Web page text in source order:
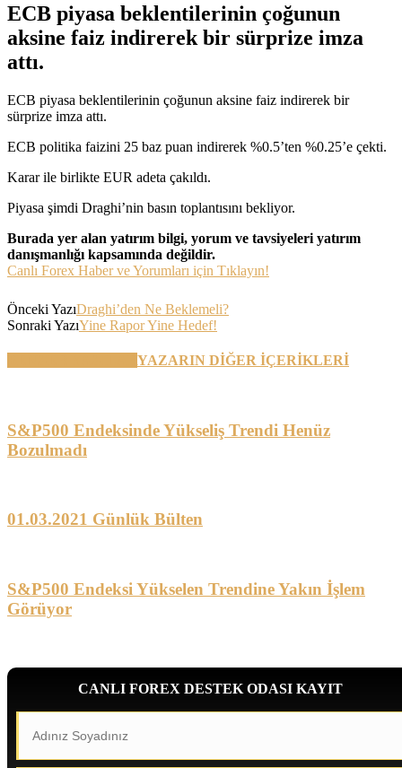
ECB piyasa beklentilerinin çoğunun
aksine faiz indirerek bir sürprize imza
attı.
ECB piyasa beklentilerinin çoğunun aksine faiz indirerek bir
sürprize imza attı.
ECB politika faizini 25 baz puan indirerek %0.5’ten %0.25’e çekti.
Karar ile birlikte EUR adeta çakıldı.
Piyasa şimdi Draghi’nin basın toplantısını bekliyor.
Burada yer alan yatırım bilgi, yorum ve tavsiyeleri yatırım
danışmanlığı kapsamında değildir.
Canlı Forex Haber ve Yorumları için Tıklayın!
Önceki YazıDraghi’den Ne Beklemeli?
Sonraki YazıYine Rapor Yine Hedef!
YAZARIN DİĞER İÇERİKLERİ
S&P500 Endeksinde Yükseliş Trendi Henüz
Bozulmadı
01.03.2021 Günlük Bülten
S&P500 Endeksi Yükselen Trendine Yakın İşlem
Görüyor
CANLI FOREX DESTEK ODASI KAYIT